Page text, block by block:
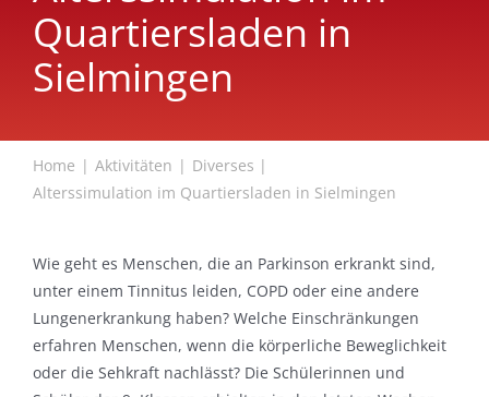
Quartiersladen in
Sielmingen
Home Aktivitäten
Diverses
Alterssimulation im Quartiersladen in Sielmingen
Wie geht es Menschen, die an Parkinson erkrankt sind,
unter einem Tinnitus leiden, COPD oder eine andere
Lungenerkrankung haben? Welche Einschränkungen
erfahren Menschen, wenn die körperliche Beweglichkeit
oder die Sehkraft nachlässt? Die Schülerinnen und